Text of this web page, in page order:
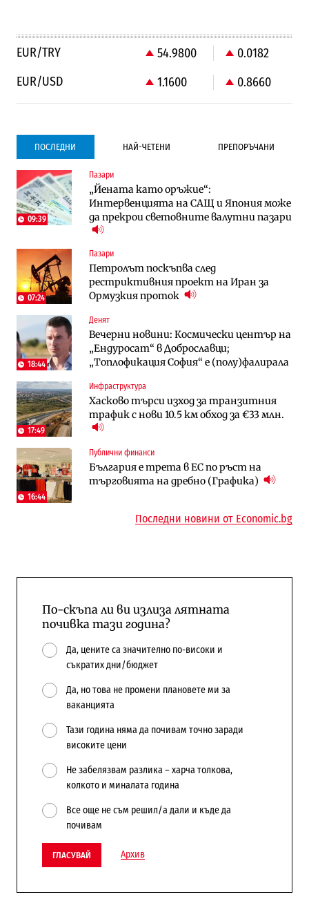
EUR/TRY 54.9800
0.0182
EUR/USD
1.1600 0.8660
ПОСЛЕДНИ НАЙ-ЧЕТЕНИ ПРЕПОРЪЧАНИ
09:39
Пазари
„Йената като оръжие“:
Интервенцията на САЩ и Япония може
да прекрои световните валутни пазари
07:24
Пазари
Петролът поскъпва след
рестриктивния проект на Иран за
Ормузкия проток
18:44
Денят
Вечерни новини: Космически център на
„Ендуросат“ в Доброславци;
„Топлофикация София“ e (полу)фалирала
17:49
Инфраструктура
Хасково търси изход за транзитния
трафик с нови 10.5 км обход за €33 млн.
16:44
Публични финанси
България е трета в ЕС по ръст на
търговията на дребно (Графика)
Градоустройство
Столична община избра изпълнител за
преместването на трамвайното
трасе по бул. „Скобелев“
Vivacom предлага над 150 устройства с
90% отстъпка през август
АЕЦ „Козлодуй“ ще работи само още
няколко седмици, ако сушата продължи
Трафикът толкова е намалял, че големи
медии обмислят да се откажат
напълно от Google
Общините вече зависят от
централната власт за 75% от
бюджетите си
Компании
Vivacom предлага над 150 устройства с
90% отстъпка през август
Последни дни с обозначаване на цените
в лева: Какво предстои?
Столична община избра изпълнител за
преместването на трамвайното
трасе по бул. „Скобелев“
Жилищата в България поскъпват при
намаляващо население и все повече
сгради
А1 отново е лидер при технологичните
компании и системните интегратори
Последни новини от Economic.bg
По-скъпа ли ви излиза лятната
почивка тази година?
Да, цените са значително по-високи и
съкратих дни/бюджет
Да, но това не промени плановете ми за
ваканцията
Тази година няма да почивам точно заради
високите цени
Не забелязвам разлика – харча толкова,
колкото и миналата година
Все още не съм решил/а дали и къде да
почивам
ГЛАСУВАЙ Архив